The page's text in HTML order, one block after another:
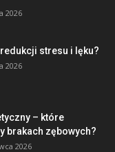
2026
stresu i lęku?
2026
– które
brakach zębowych?
2026